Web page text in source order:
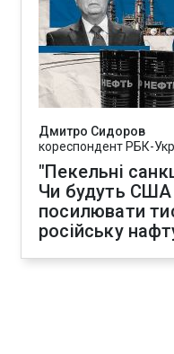
Дмитро Сидоров
кореспондент РБК-
"Пекельні
Чи будуть США
посилювати
російську